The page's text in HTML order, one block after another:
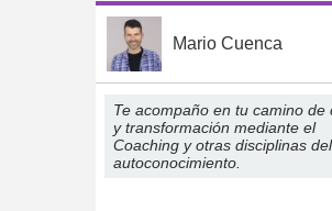
Mario Cuenca
Te acompaño en tu camino de
y transformación mediante el
Coaching y otras disciplinas del
autoconocimiento.